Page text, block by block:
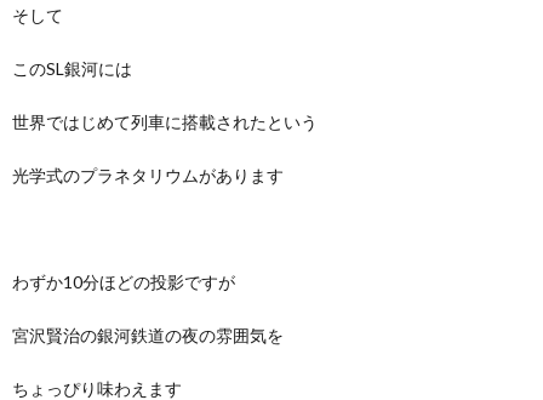
そして
このSL銀河には
世界ではじめて列車に搭載されたという
光学式のプラネタリウムがあります
わずか10分ほどの投影ですが
宮沢賢治の銀河鉄道の夜の雰囲気を
ちょっぴり味わえます